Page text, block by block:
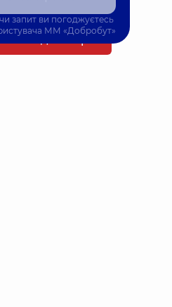
Запис до лікаря
запит ви погоджуєтесь
ММ «Добробут»